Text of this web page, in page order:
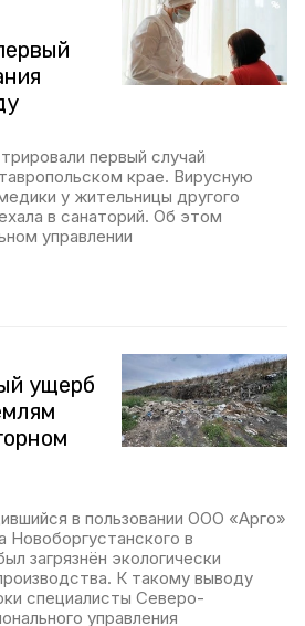
первый случай
крае. Вирусную
у жительницы другого
в санаторий. Об этом
управлении
ущерб
в пользовании ООО «Арго»
Новоборгустанского в
загрязнён экологически
К такому выводу
специалисты Северо-
управления